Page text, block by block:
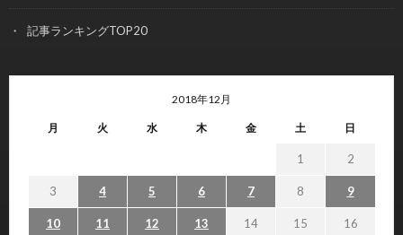
記事ランキングTOP20
2018年12月
月 火 水 木 金 土 日
1 2
3 4 5 6 7 8 9
10 11 12 13 14 15 16